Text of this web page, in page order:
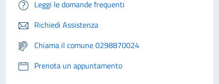
Leggi le domande frequenti
Richiedi Assistenza
Chiama il comune 0298870024
Prenota un appuntamento